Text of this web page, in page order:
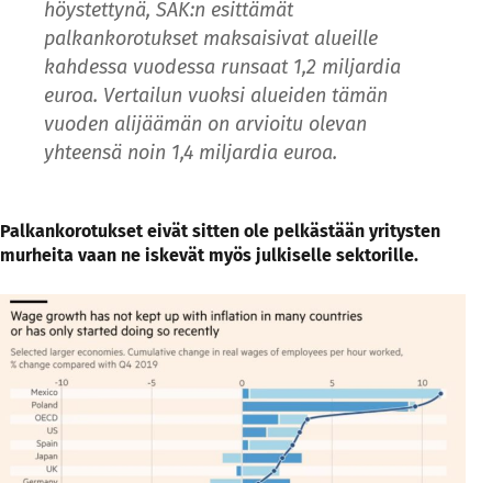
höystettynä, SAK:n esittämät
palkankorotukset maksaisivat alueille
kahdessa vuodessa runsaat 1,2 miljardia
euroa. Vertailun vuoksi alueiden tämän
vuoden alijäämän on arvioitu olevan
yhteensä noin 1,4 miljardia euroa.
Palkankorotukset eivät sitten ole pelkästään yritysten
murheita vaan ne iskevät myös julkiselle sektorille.